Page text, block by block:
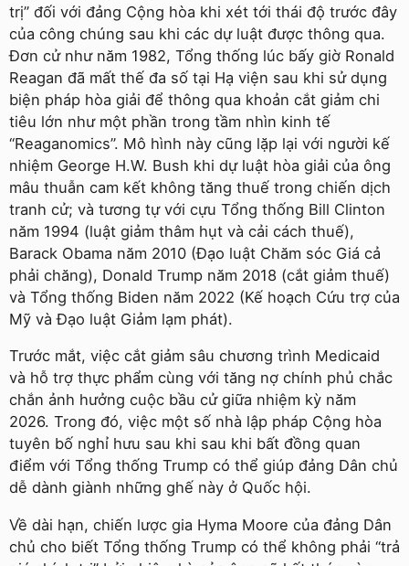
trị” đối với đảng Cộng hòa khi xét tới thái độ trước đây
của công chúng sau khi các dự luật được thông qua.
Đơn cử như năm 1982, Tổng thống lúc bấy giờ Ronald
Reagan đã mất thế đa số tại Hạ viện sau khi sử dụng
biện pháp hòa giải để thông qua khoản cắt giảm chi
tiêu lớn như một phần trong tầm nhìn kinh tế
“Reaganomics”. Mô hình này cũng lặp lại với người kế
nhiệm George H.W. Bush khi dự luật hòa giải của ông
mâu thuẫn cam kết không tăng thuế trong chiến dịch
tranh cử; và tương tự với cựu Tổng thống Bill Clinton
năm 1994 (luật giảm thâm hụt và cải cách thuế),
Barack Obama năm 2010 (Đạo luật Chăm sóc Giá cả
phải chăng), Donald Trump năm 2018 (cắt giảm thuế)
và Tổng thống Biden năm 2022 (Kế hoạch Cứu trợ của
Mỹ và Đạo luật Giảm lạm phát).
Trước mắt, việc cắt giảm sâu chương trình Medicaid
và hỗ trợ thực phẩm cùng với tăng nợ chính phủ chắc
chắn ảnh hưởng cuộc bầu cử giữa nhiệm kỳ năm
2026. Trong đó, việc một số nhà lập pháp Cộng hòa
tuyên bố nghỉ hưu sau khi sau khi bất đồng quan
điểm với Tổng thống Trump có thể giúp đảng Dân chủ
dễ dành giành những ghế này ở Quốc hội.
Về dài hạn, chiến lược gia Hyma Moore của đảng Dân
chủ cho biết Tổng thống Trump có thể không phải “trả